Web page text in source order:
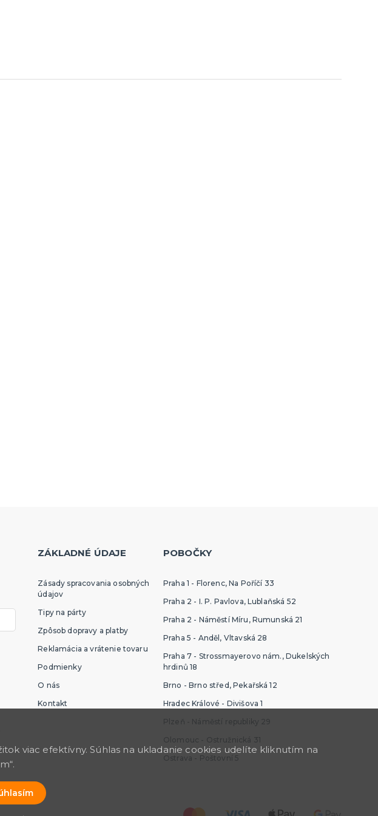
ZÁKLADNÉ ÚDAJE
Zásady spracovania osobných
údajov
Tipy na párty
Zpôsob dopravy a platby
Reklamácia a vrátenie tovaru
Podmienky
O nás
Kontakt
POBOČKY
Praha 1 - Florenc, Na Poříčí 33
Praha 2 - I. P. Pavlova, Lublaňská 52
Praha 2 - Náměstí Míru, Rumunská 21
Praha 5 - Anděl, Vltavská 28
Praha 7 - Strossmayerovo nám., Dukelských
hrdinů 18
Brno - Brno střed, Pekařská 12
Hradec Králové - Divišova 1
Plzeň - Náměstí republiky 29
Olomouc - Ostružnická 31
Ostrava - Poštovní 5
viac efektívny. Súhlas na ukladanie cookies udelíte kliknutím na